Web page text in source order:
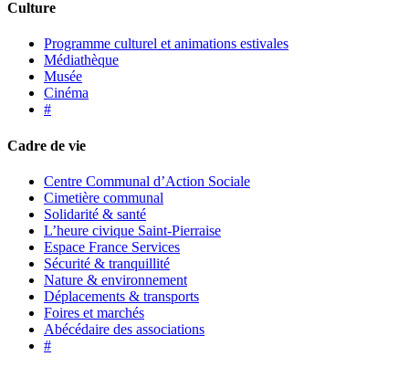
Culture
Programme culturel et animations estivales
Médiathèque
Musée
Cinéma
#
Cadre de vie
Centre Communal d’Action Sociale
Cimetière communal
Solidarité & santé
L’heure civique Saint-Pierraise
Espace France Services
Sécurité & tranquillité
Nature & environnement
Déplacements & transports
Foires et marchés
Abécédaire des associations
#